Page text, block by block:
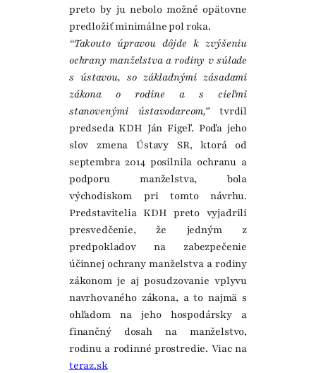
preto by ju nebolo možné opätovne
predložiť minimálne pol roka.
“Takouto úpravou dôjde k zvýšeniu
ochrany manželstva a rodiny v súlade
s ústavou, so základnými zásadami
zákona o rodine a s cieľmi
stanovenými ústavodarcom,”tvrdil
predseda KDH Ján Figeľ. Podľa jeho
slov zmena Ústavy SR, ktorá od
septembra 2014 posilnila ochranu a
podporu manželstva, bola
východiskom pri tomto návrhu.
Predstavitelia KDH preto vyjadrili
presvedčenie, že jedným z
predpokladov na zabezpečenie
účinnej ochrany manželstva a rodiny
zákonom je aj posudzovanie vplyvu
navrhovaného zákona, a to najmä s
ohľadom na jeho hospodársky a
finančný dosah na manželstvo,
rodinu a rodinné prostredie. Viac na
teraz.sk